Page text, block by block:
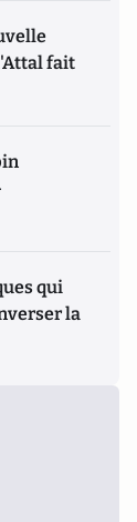
fait
qui
la